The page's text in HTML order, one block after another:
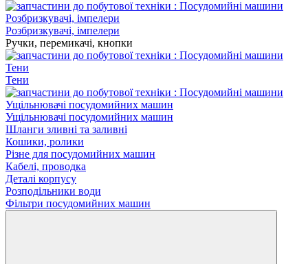
Розбризкувачі, імпелери
Ручки, перемикачі, кнопки
Тени
Ущільнювачі посудомийних машин
Шланги зливні та заливні
Кошики, ролики
Різне для посудомийних машин
Кабелі, проводка
Деталі корпусу
Розподільники води
Фільтри посудомийних машин